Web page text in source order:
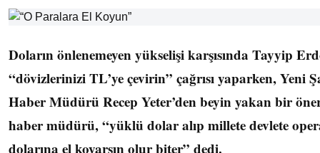
Doların önlenemeyen yükselişi karşısında Tayyip
“dövizlerinizi TL’ye çevirin” çağrısı yaparken, Yeni
Haber Müdürü Recep Yeter’den beyin yakan bir
haber müdürü, “yüklü dolar alıp millete devlete
dolarına el koyarsın olur biter” dedi.